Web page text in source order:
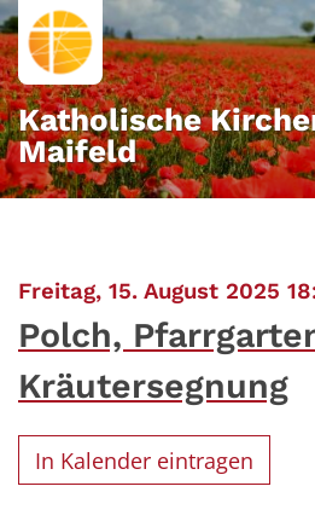
Zum Inhalt springen
Katholische
Maifeld
Freitag, 15. August 2025
Polch,
Kräutersegnung
In Kalender eintragen